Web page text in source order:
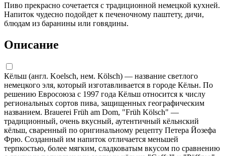
Пиво прекрасно сочетается с традиционной немецкой кухней.
Напиток чудесно подойдет к печеночному паштету, дичи,
блюдам из баранины или говядины.
Описание
Кёльш (англ. Koelsch, нем. Kölsch) — название светлого
немецкого эля, который изготавливается в городе Кёльн. По
решению Евросоюза с 1997 года Кёльш относится к числу
региональных сортов пива, защищенных географическим
названием. Brauerei Früh am Dom, "Früh Kölsch" —
традиционный, очень вкусный, аутентичный кёльнский
кёльш, сваренный по оригинальному рецепту Петера Йозефа
Фрю. Созданный им напиток отличается меньшей
терпкостью, более мягким, сладковатым вкусом по сравнению